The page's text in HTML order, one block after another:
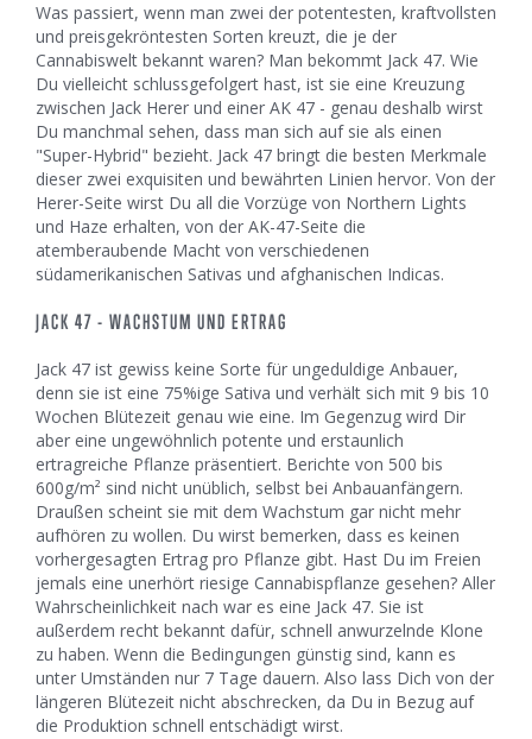
Was passiert, wenn man zwei der potentesten, kraftvollsten
und preisgekröntesten Sorten kreuzt, die je der
Cannabiswelt bekannt waren? Man bekommt Jack 47. Wie
Du vielleicht schlussgefolgert hast, ist sie eine Kreuzung
zwischen Jack Herer und einer AK 47 - genau deshalb wirst
Du manchmal sehen, dass man sich auf sie als einen
"Super-Hybrid" bezieht. Jack 47 bringt die besten Merkmale
dieser zwei exquisiten und bewährten Linien hervor. Von der
Herer-Seite wirst Du all die Vorzüge von Northern Lights
und Haze erhalten, von der AK-47-Seite die
atemberaubende Macht von verschiedenen
südamerikanischen Sativas und afghanischen Indicas.
JACK 47 - WACHSTUM UND ERTRAG
Jack 47 ist gewiss keine Sorte für ungeduldige Anbauer,
denn sie ist eine 75%ige Sativa und verhält sich mit 9 bis 10
Wochen Blütezeit genau wie eine. Im Gegenzug wird Dir
aber eine ungewöhnlich potente und erstaunlich
ertragreiche Pflanze präsentiert. Berichte von 500 bis
600g/m² sind nicht unüblich, selbst bei Anbauanfängern.
Draußen scheint sie mit dem Wachstum gar nicht mehr
aufhören zu wollen. Du wirst bemerken, dass es keinen
vorhergesagten Ertrag pro Pflanze gibt. Hast Du im Freien
jemals eine unerhört riesige Cannabispflanze gesehen? Aller
Wahrscheinlichkeit nach war es eine Jack 47. Sie ist
außerdem recht bekannt dafür, schnell anwurzelnde Klone
zu haben. Wenn die Bedingungen günstig sind, kann es
unter Umständen nur 7 Tage dauern. Also lass Dich von der
längeren Blütezeit nicht abschrecken, da Du in Bezug auf
die Produktion schnell entschädigt wirst.